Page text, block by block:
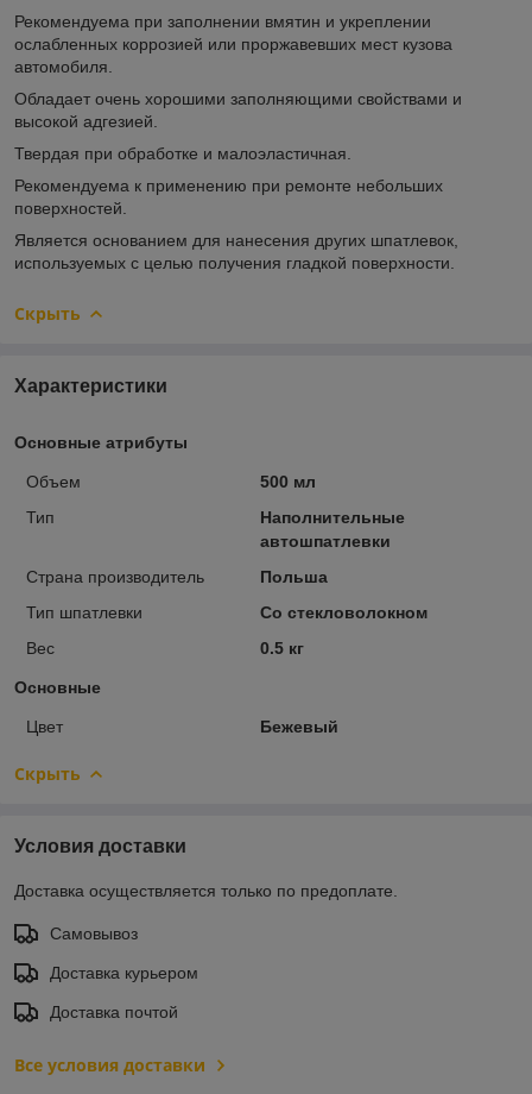
Рекомендуема при заполнении вмятин и укреплении
ослабленных коррозией или проржавевших мест кузова
автомобиля.
Обладает очень хорошими заполняющими свойствами и
высокой адгезией.
Твердая при обработке и малоэластичная.
Рекомендуема к применению при ремонте небольших
поверхностей.
Является основанием для нанесения других шпатлевок,
используемых с целью получения гладкой поверхности.
Скрыть
Характеристики
Основные атрибуты
Объем
500 мл
Тип
Наполнительные
автошпатлевки
Страна производитель
Польша
Тип шпатлевки
Со стекловолокном
Вес
0.5 кг
Основные
Цвет Бежевый
Скрыть
Условия доставки
Доставка осуществляется только по предоплате.
Самовывоз
Доставка курьером
Доставка почтой
Все условия доставки